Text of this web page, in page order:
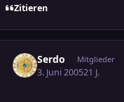
Zitieren
Serdo Mitglieder
3. Juni 200521 J.